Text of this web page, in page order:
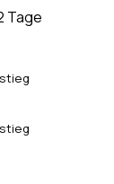
Tage